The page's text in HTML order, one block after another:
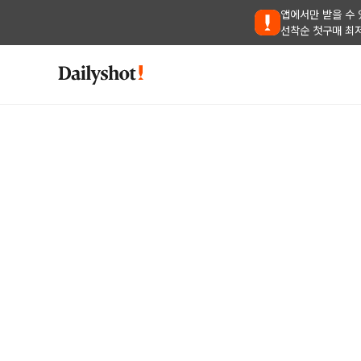
앱에서만 받을 수
선착순 첫구매 최